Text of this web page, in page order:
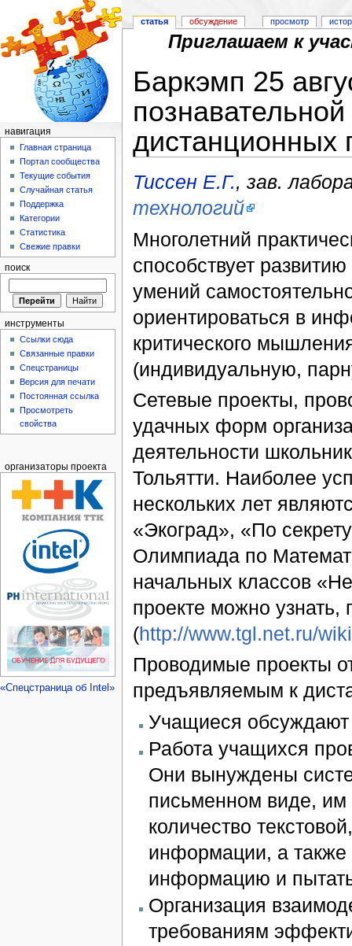
Приглашаем к
Баркэмп 25
дистанционных
Тиссен Е.Г., зав.
технологий
Многолетний
способствует
умений
ориентироваться в
критического
(индивидуальную,
Сетевые проекты,
удачных форм
деятельности
Тольятти. Наиболее
нескольких лет
«Экоград», «По
Олимпиада по
начальных классов
проекте можно узнать,
(http://www.tgl.net.ru/
Проводимые проекты
предъявляемым к
Учащиеся
Работа учащихся
Они вынуждены
письменном виде, им
количество
информации, а
информацию и
Организация
требованиям
статья обсуждение просмотр
навигация
Главная страница
Портал сообщества
Текущие события
Случайная статья
Поддержка
Категории
Статистика
Свежие правки
поиск
инструменты
Ссылки сюда
Связанные правки
Спецстраницы
Версия для печати
Постоянная ссылка
Просмотреть
свойства
организаторы проекта
«Спецстраница об Intel»